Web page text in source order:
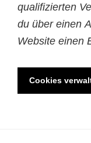
qualifizierten
du über einen
Website einen
Cookies